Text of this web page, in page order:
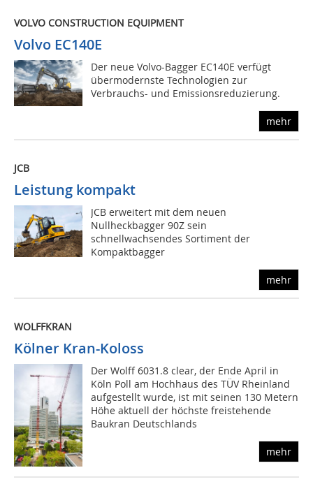
VOLVO CONSTRUCTION EQUIPMENT
Volvo EC140E
Der neue Volvo-Bagger EC140E verfügt
übermodernste Technologien zur
Verbrauchs- und Emissionsreduzierung.
mehr
JCB
Leistung kompakt
JCB erweitert mit dem neuen
Nullheckbagger 90Z sein
schnellwachsendes Sortiment der
Kompaktbagger
mehr
WOLFFKRAN
Kölner Kran-Koloss
Der Wolff 6031.8 clear, der Ende April in
Köln Poll am Hochhaus des TÜV Rheinland
aufgestellt wurde, ist mit seinen 130 Metern
Höhe aktuell der höchste freistehende
Baukran Deutschlands
mehr